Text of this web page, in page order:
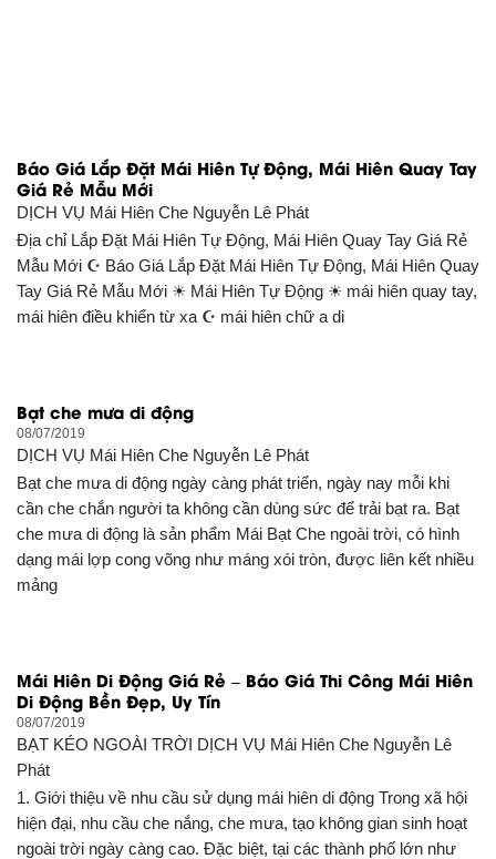
Báo Giá Lắp Đặt Mái Hiên Tự Động, Mái Hiên Quay Tay
Giá Rẻ Mẫu Mới
DỊCH VỤ Mái Hiên Che Nguyễn Lê Phát
Địa chỉ Lắp Đặt Mái Hiên Tự Động, Mái Hiên Quay Tay Giá Rẻ
Mẫu Mới ☪ Báo Giá Lắp Đặt Mái Hiên Tự Động, Mái Hiên Quay
Tay Giá Rẻ Mẫu Mới ☀ Mái Hiên Tự Động ☀ mái hiên quay tay,
mái hiên điều khiển từ xa ☪ mái hiên chữ a di
Bạt che mưa di động
08/07/2019
DỊCH VỤ Mái Hiên Che Nguyễn Lê Phát
Bạt che mưa di động ngày càng phát triển, ngày nay mỗi khi
cần che chắn người ta không cần dùng sức để trải bạt ra. Bạt
che mưa di động là sản phẩm Mái Bạt Che ngoài trời, có hình
dạng mái lợp cong võng như máng xói tròn, được liên kết nhiều
mảng
Mái Hiên Di Động Giá Rẻ – Báo Giá Thi Công Mái Hiên
Di Động Bền Đẹp, Uy Tín
08/07/2019
BẠT KÉO NGOÀI TRỜI DỊCH VỤ Mái Hiên Che Nguyễn Lê
Phát
1. Giới thiệu về nhu cầu sử dụng mái hiên di động Trong xã hội
hiện đại, nhu cầu che nắng, che mưa, tạo không gian sinh hoạt
ngoài trời ngày càng cao. Đặc biệt, tại các thành phố lớn như